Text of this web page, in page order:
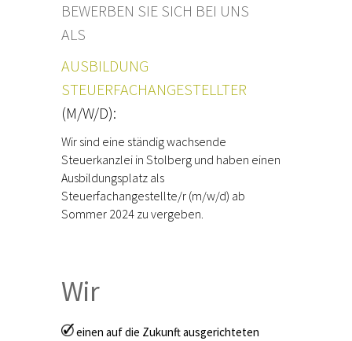
BEWERBEN SIE SICH BEI UNS
ALS
AUSBILDUNG
STEUERFACHANGESTELLTER
(M/W/D):
Wir sind eine ständig wachsende
Steuerkanzlei in Stolberg und haben einen
Ausbildungsplatz als
Steuerfachangestellte/r (m/w/d) ab
Sommer 2024 zu vergeben.
Wir
einen auf die Zukunft ausgerichteten